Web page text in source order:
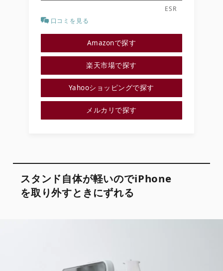
ESR
口コミを見る
Amazonで探す
楽天市場で探す
Yahooショッピングで探す
メルカリで探す
スタンド自体が軽いのでiPhone
を取り外すときにずれる